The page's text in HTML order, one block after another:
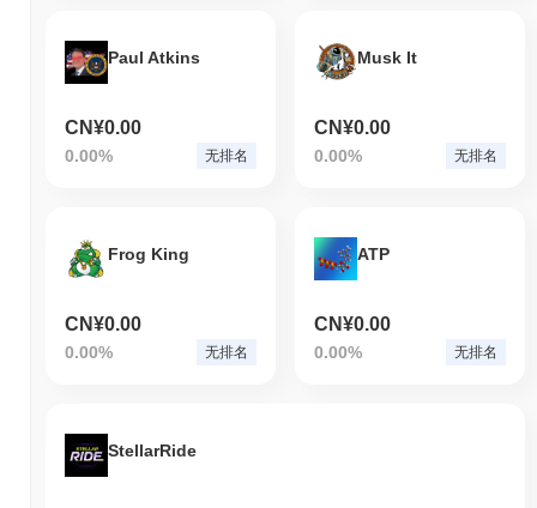
Paul Atkins
CN¥0.00
0.00% 无排名
Musk It
CN¥0.00
0.00% 无排名
Frog King
CN¥0.00
0.00% 无排名
ATP
CN¥0.00
0.00% 无排名
StellarRide